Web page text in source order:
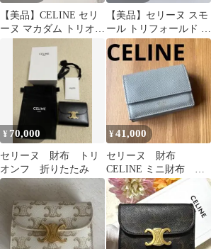
【美品】CELINE セリ
ーヌ マカダム トリオン
【美品】セリーヌ スモ
ール トリフォールド ウ
ォレット 三つ折り財布
ブラック
¥ 70,000
セリーヌ 財布 トリ
オンフ 折りたたみ
¥41,000
セリーヌ 財布
CELINE ミニ財布 三
つ折り ブランド